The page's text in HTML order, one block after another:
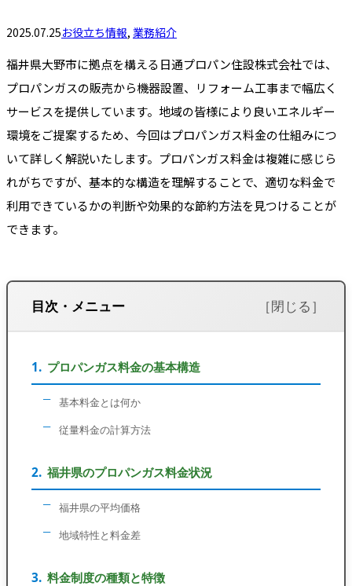
2025.07.25お役立ち情報, 業務紹介
福井県大野市に拠点を構える日通プロパン住設株式会社では、
プロパンガスの販売から機器設置、リフォーム工事まで幅広く
サービスを提供しています。地域の皆様により良いエネルギー
環境をご提案するため、今回はプロパンガス料金の仕組みにつ
いて詳しく解説いたします。プロパンガス料金は複雑に感じら
れがちですが、基本的な構造を理解することで、適切な料金で
利用できているかの判断や効果的な節約方法を見つけることが
できます。
目次・メニュー
プロパンガス料金の基本構造
基本料金とは何か
従量料金の計算方法
福井県のプロパンガス料金状況
福井県の平均価格
地域特性と料金差
料金制度の種類と特徴